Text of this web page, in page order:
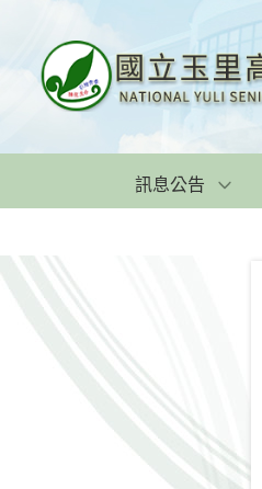
訊息公告